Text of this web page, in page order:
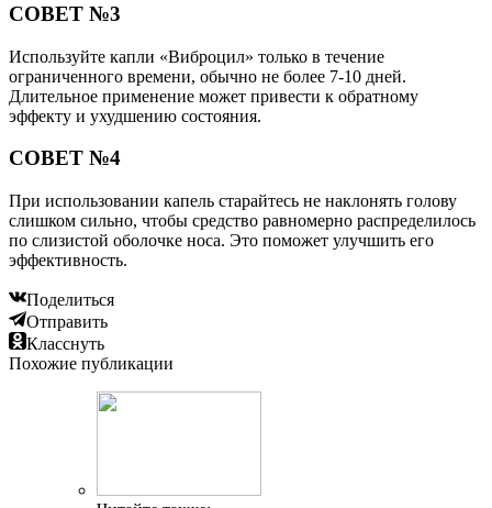
СОВЕТ №3
Используйте капли «Виброцил» только в течение
ограниченного времени, обычно не более 7-10 дней.
Длительное применение может привести к обратному
эффекту и ухудшению состояния.
СОВЕТ №4
При использовании капель старайтесь не наклонять голову
слишком сильно, чтобы средство равномерно распределилось
по слизистой оболочке носа. Это поможет улучшить его
эффективность.
Поделиться
Отправить
Класснуть
Похожие публикации